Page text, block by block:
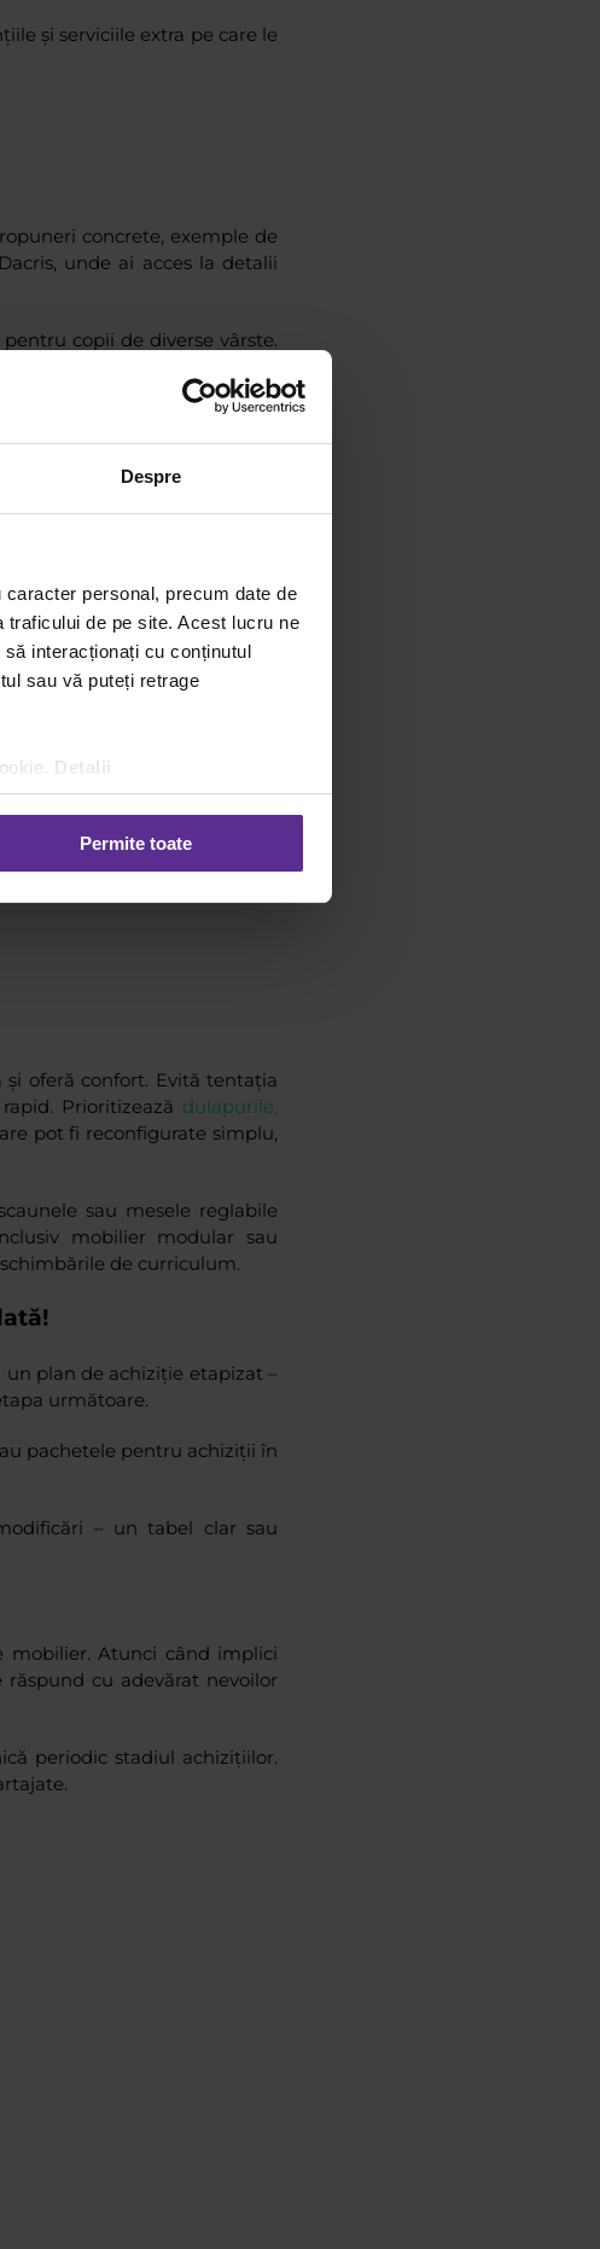
Despre
personal, precum date de
de pe site. Acest lucru ne
interacționați cu conținutul
sau vă puteți retrage
Detalii
Permite toate
și serviciile extra pe care le
concrete, exemple de
unde ai acces la detalii
copii de diverse vârste.
oferă confort. Evită tentația
Prioritizează dulapurile,
pot fi reconfigurate simplu,
sau mesele reglabile
mobilier modular sau
de curriculum.
plan de achiziție etapizat –
următoare.
pachetele pentru achiziții în
– un tabel clar sau
mobilier. Atunci când implici
cu adevărat nevoilor
periodic stadiul achizițiilor.